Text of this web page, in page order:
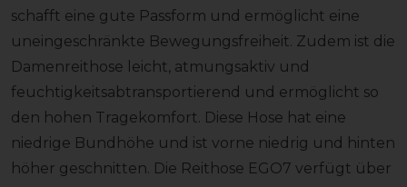
schafft eine gute Passform und ermöglicht eine
uneingeschränkte Bewegungsfreiheit. Zudem ist die
Damenreithose leicht, atmungsaktiv und
feuchtigkeitsabtransportierend und ermöglicht so
den hohen Tragekomfort. Diese Hose hat eine
niedrige Bundhöhe und ist vorne niedrig und hinten
höher geschnitten. Die Reithose EGO7 verfügt über